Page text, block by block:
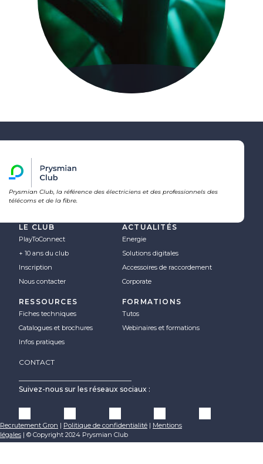
Prysmian Club, la référence des électriciens et des professionnels des
télécoms et de la fibre.
LE CLUB
PlayToConnect
+ 10 ans du club
Inscription
Nous contacter
ACTUALITÉS
Energie
Solutions digitales
Accessoires de raccordement
Corporate
RESSOURCES
Fiches techniques
Catalogues et brochures
Infos pratiques
FORMATIONS
Tutos
Webinaires et formations
CONTACT
Suivez-nous sur les réseaux sociaux :
Recrutement Gron | Politique de confidentialité | Mentions
légales | © Copyright 2024 Prysmian Club